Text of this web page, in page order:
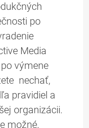
po
Media
výmene
nechať,
pravidiel a
organizácii.
možné,